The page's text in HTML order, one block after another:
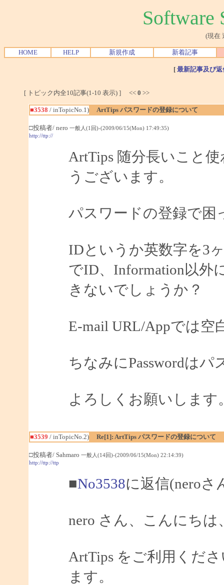
Software
(現在
HOME HELP 新規作成 新着記事
[ 最新記事及び
[ トピック内全10記事(1-10 表示) ] << 0 >>
■3538 / inTopicNo.1) ArtTips パスワードの登録について
□投稿者/ nero 一般人(1回)-(2009/06/15(Mon) 17:49:35)
http://ttp://
ArtTips 随分長いこと
うございます。
パスワードの登録で困
IDというか英数字を3
でID、Information以外
きないでしょうか？
E-mail URL/Appでは
ちなみにPasswordは
よろしくお願いします
■3539 / inTopicNo.2) Re[1]: ArtTips パスワードの登録について
□投稿者/ Sahmaro 一般人(14回)-(2009/06/15(Mon) 22:14:39)
http://ttp://ttp
■No3538に返信(neroさ
nero さん、こんにちは
ArtTips をご利用くだ
ます。